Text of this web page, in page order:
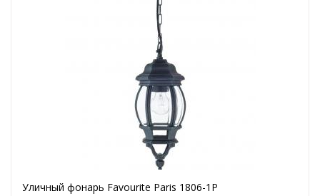
Уличный фонарь Favourite Paris 1806-1P